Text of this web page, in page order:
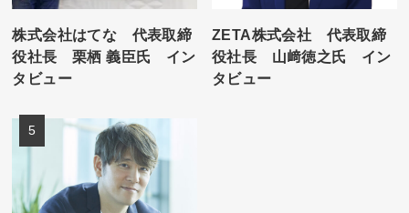
株式会社はてな 代表取締
役社長 栗栖 義臣氏 イン
タビュー
ZETA株式会社 代表取締
役社長 山﨑徳之氏 イン
タビュー